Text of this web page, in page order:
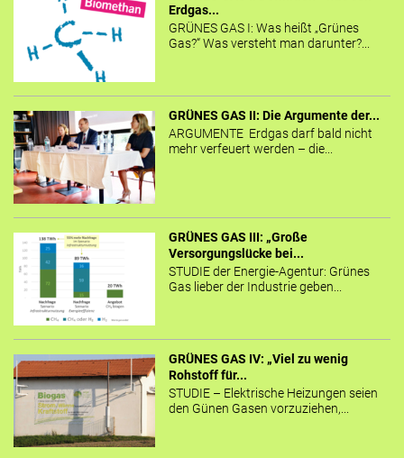
Erdgas...
GRÜNES GAS I: Was heißt „Grünes
Gas?“ Was versteht man darunter?...
GRÜNES GAS II: Die Argumente der...
ARGUMENTE Erdgas darf bald nicht
mehr verfeuert werden – die...
GRÜNES GAS III: „Große
Versorgungslücke bei...
STUDIE der Energie-Agentur: Grünes
Gas lieber der Industrie geben...
GRÜNES GAS IV: „Viel zu wenig
Rohstoff für...
STUDIE – Elektrische Heizungen seien
den Günen Gasen vorzuziehen,...